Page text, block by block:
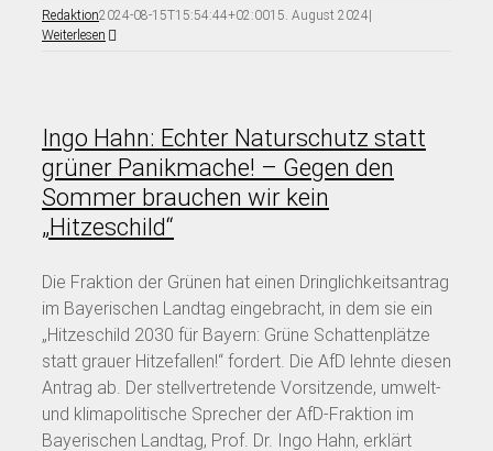
Redaktion2024-08-15T15:54:44+02:0015. August 2024|
Weiterlesen
Ingo Hahn: Echter Naturschutz statt
grüner Panikmache! – Gegen den
Sommer brauchen wir kein
„Hitzeschild“
Die Fraktion der Grünen hat einen Dringlichkeitsantrag
im Bayerischen Landtag eingebracht, in dem sie ein
„Hitzeschild 2030 für Bayern: Grüne Schattenplätze
statt grauer Hitzefallen!“ fordert. Die AfD lehnte diesen
Antrag ab. Der stellvertretende Vorsitzende, umwelt-
und klimapolitische Sprecher der AfD-Fraktion im
Bayerischen Landtag, Prof. Dr. Ingo Hahn, erklärt